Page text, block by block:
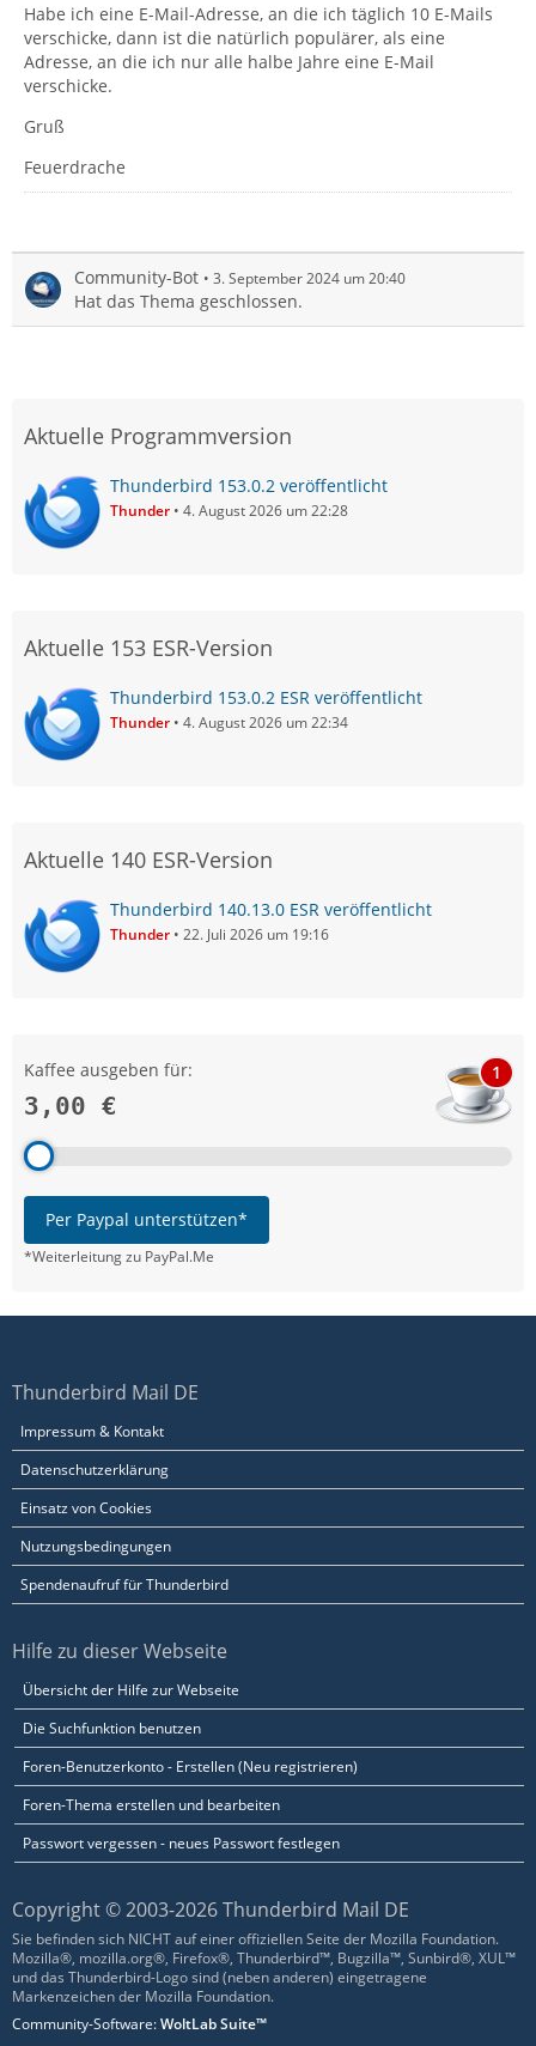
Habe ich eine E-Mail-Adresse, an die ich täglich 10 E-Mails
verschicke, dann ist die natürlich populärer, als eine
Adresse, an die ich nur alle halbe Jahre eine E-Mail
verschicke.
Gruß
Feuerdrache
Community-Bot 3. September 2024 um 20:40
Hat das Thema geschlossen.
Aktuelle Programmversion
Thunderbird 153.0.2 veröffentlicht
Thunder 4. August 2026 um 22:28
Aktuelle 153 ESR-Version
Thunderbird 153.0.2 ESR veröffentlicht
Thunder 4. August 2026 um 22:34
Aktuelle 140 ESR-Version
Thunderbird 140.13.0 ESR veröffentlicht
Thunder 22. Juli 2026 um 19:16
Kaffee ausgeben für:
3,00 €
1
Per Paypal unterstützen*
*Weiterleitung zu PayPal.Me
Thunderbird Mail DE
Impressum & Kontakt
Datenschutzerklärung
Einsatz von Cookies
Nutzungsbedingungen
Spendenaufruf für Thunderbird
Hilfe zu dieser Webseite
Übersicht der Hilfe zur Webseite
Die Suchfunktion benutzen
Foren-Benutzerkonto - Erstellen (Neu registrieren)
Foren-Thema erstellen und bearbeiten
Passwort vergessen - neues Passwort festlegen
Copyright © 2003-2026 Thunderbird Mail DE
Sie befinden sich NICHT auf einer offiziellen Seite der Mozilla Foundation.
Mozilla®, mozilla.org®, Firefox®, Thunderbird™, Bugzilla™, Sunbird®, XUL™
und das Thunderbird-Logo sind (neben anderen) eingetragene
Markenzeichen der Mozilla Foundation.
Community-Software:WoltLab Suite™